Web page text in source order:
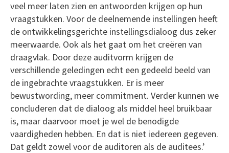
veel meer laten zien en antwoorden krijgen op hun
vraagstukken. Voor de deelnemende instellingen heeft
de ontwikkelingsgerichte instellingsdialoog dus zeker
meerwaarde. Ook als het gaat om het creëren van
draagvlak. Door deze auditvorm krijgen de
verschillende geledingen echt een gedeeld beeld van
de ingebrachte vraagstukken. Er is meer
bewustwording, meer commitment. Verder kunnen we
concluderen dat de dialoog als middel heel bruikbaar
is, maar daarvoor moet je wel de benodigde
vaardigheden hebben. En dat is niet iedereen gegeven.
Dat geldt zowel voor de auditoren als de auditees.’